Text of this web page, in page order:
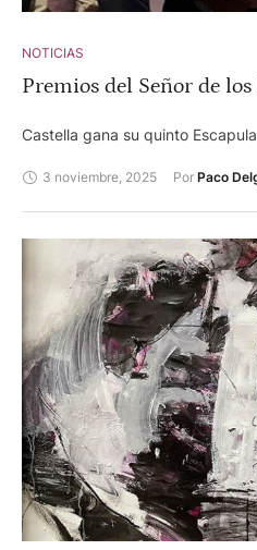
NOTICIAS
Premios del Señor de
Castella gana su quinto
3 noviembre, 2025 Por Paco